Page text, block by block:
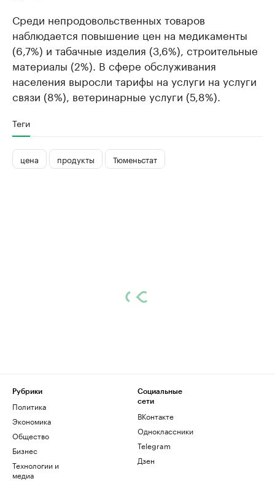
Среди непродовольственных товаров
наблюдается повышение цен на медикаменты
(6,7%) и табачные изделия (3,6%), строительные
материалы (2%). В сфере обслуживания
населения выросли тарифы на услуги на услуги
связи (8%), ветеринарные услуги (5,8%).
Теги
цена продукты Тюменьстат
Рубрики
Политика
Экономика
Общество
Бизнес
Технологии и
медиа
Социальные
сети
ВКонтакте
Одноклассники
Telegram
Дзен